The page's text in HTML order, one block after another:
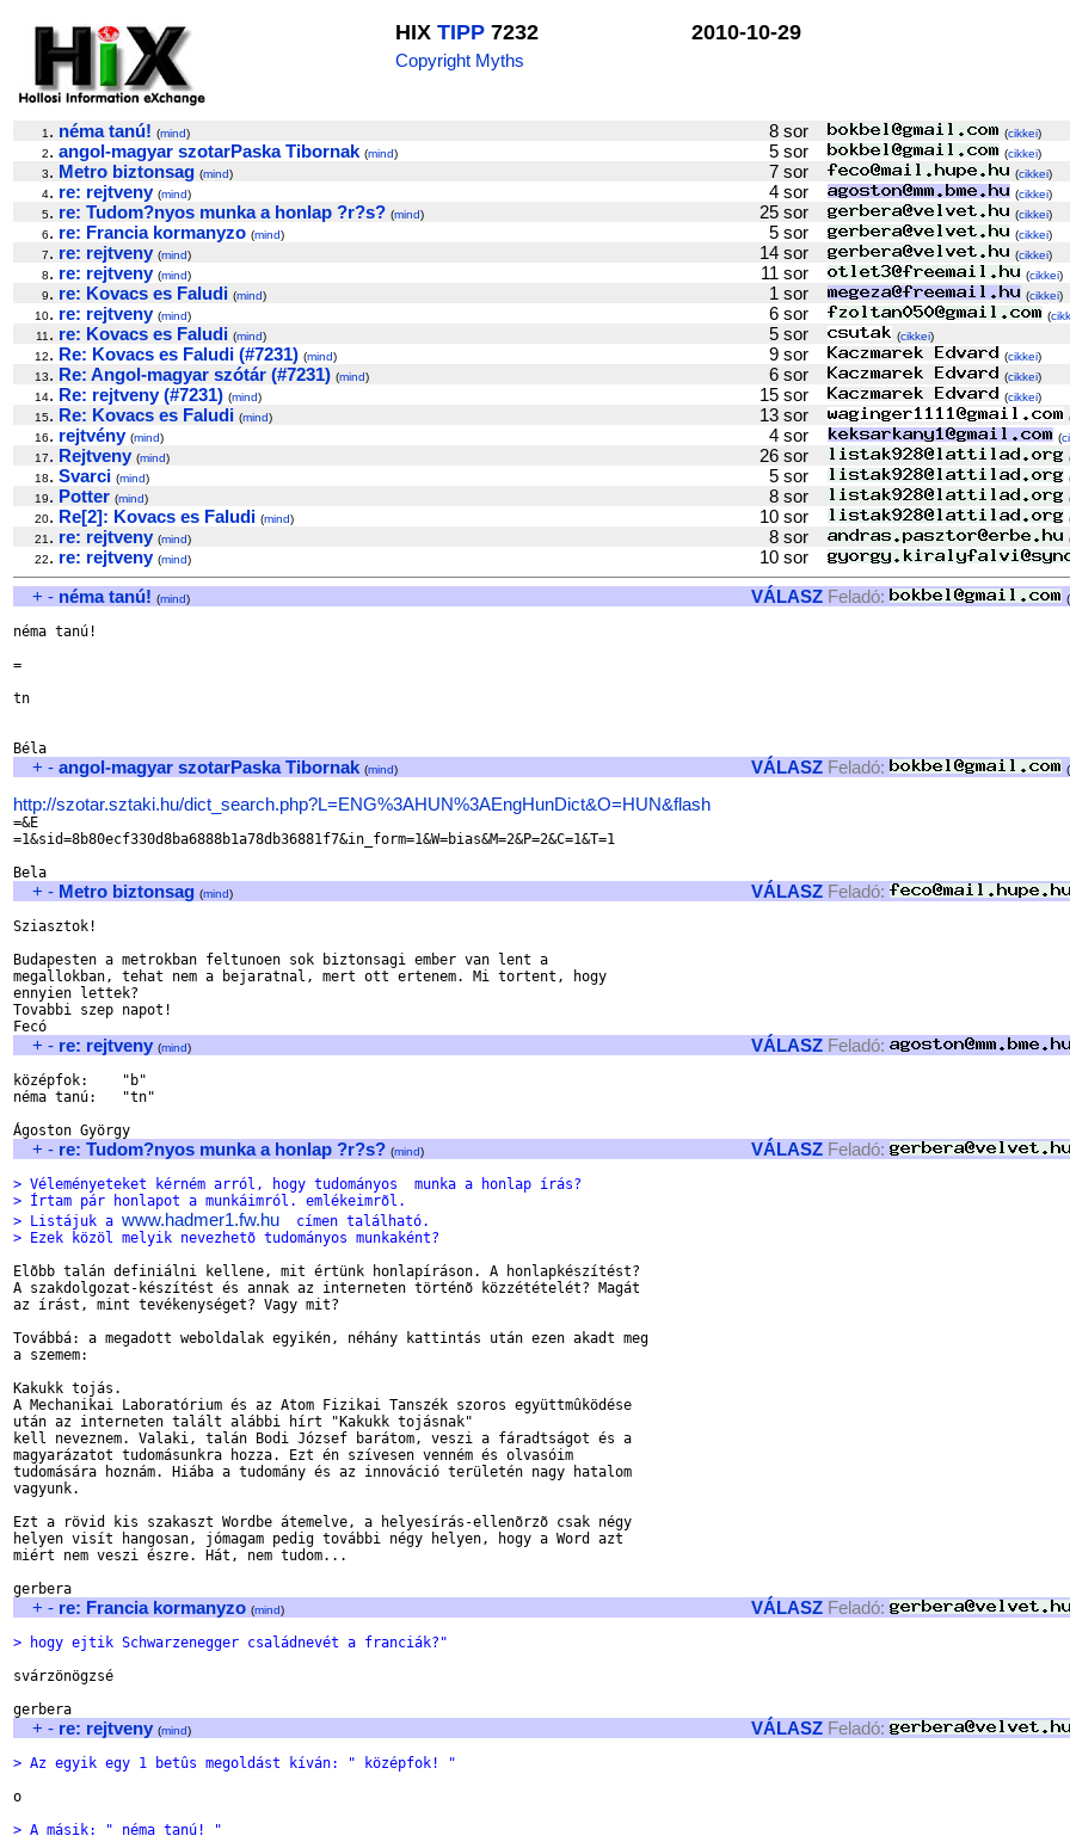
HIX TIPP 7232
Copyright Myths
2010-10-29
1 . néma tanú! (mind) 8 sor (cikkei)
2. angol-magyar szotarPaska Tibornak (mind) 5 sor (cikkei)
3. Metro biztonsag (mind) 7 sor (cikkei)
4. re: rejtveny (mind) 4 sor (cikkei)
5. re: Tudom?nyos munka a honlap ?r?s? (mind) 25 sor (cikkei)
6. re: Francia kormanyzo (mind) 5 sor (cikkei)
7. re: rejtveny (mind) 14 sor (cikkei)
8. re: rejtveny (mind) 11 sor (cikkei)
9. re: Kovacs es Faludi (mind) 1 sor (cikkei)
10. re: rejtveny (mind) 6 sor (
11 . re: Kovacs es Faludi (mind) 5 sor (cikkei)
12. Re: Kovacs es Faludi (#7231) (mind) 9 sor (cikkei)
13. Re: Angol-magyar szótár (#7231) (mind) 6 sor (cikkei)
14. Re: rejtveny (#7231) (mind) 15 sor (cikkei)
15. Re: Kovacs es Faludi (mind) 13 sor
16. rejtvény (mind) 4 sor (
17. Rejtveny (mind) 26 sor
18. Svarci (mind) 5 sor
19. Potter (mind) 8 sor
20. Re[2]: Kovacs es Faludi (mind) 10 sor
21 . re: rejtveny (mind) 8 sor
22. re: rejtveny (mind) 10 sor
+ - néma tanú! (mind) VÁLASZ Feladó: (
néma tanú!
=
tn
+ - angol-magyar szotarPaska Tibornak (mind) VÁLASZ Feladó: (
http://szotar.sztaki.hu/dict_search.php?L=ENG%3AHUN%3AEngHunDict&O=HUN&flash
=&E
=1&sid=8b80ecf330d8ba6888b1a78db36881f7&in_form=1&W=bias&M=2&P=2&C=1&T=1
+ - Metro biztonsag (mind) VÁLASZ Feladó:
Sziasztok!
Budapesten a metrokban feltunoen sok biztonsagi ember van lent a
megallokban, tehat nem a bejaratnal, mert ott ertenem. Mi tortent, hogy
ennyien lettek?
Tovabbi szep napot!
+ - re: rejtveny (mind) VÁLASZ Feladó:
középfok:    "b"
néma tanú:   "tn"
+ - re: Tudom?nyos munka a honlap ?r?s? (mind) VÁLASZ Feladó:
> Véleményeteket kérném arról, hogy tudományos  munka a honlap írás?
> Írtam pár honlapot a munkáimról. emlékeimrõl.
> Listájuk a www.hadmer1.fw.hu
  címen található.
> Ezek közöl melyik nevezhetõ tudományos munkaként?
Elõbb talán definiálni kellene, mit értünk honlapíráson. A honlapkészítést?
A szakdolgozat-készítést és annak az interneten történõ közzétételét? Magát
az írást, mint tevékenységet? Vagy mit?
Továbbá: a megadott weboldalak egyikén, néhány kattintás után ezen akadt meg
a szemem:
Kakukk tojás.
A Mechanikai Laboratórium és az Atom Fizikai Tanszék szoros együttmûködése
után az interneten talált alábbi hírt "Kakukk tojásnak"
kell neveznem. Valaki, talán Bodi József barátom, veszi a fáradtságot és a
magyarázatot tudomásunkra hozza. Ezt én szívesen venném és olvasóim
tudomására hoznám. Hiába a tudomány és az innováció területén nagy hatalom
vagyunk.
Ezt a rövid kis szakaszt Wordbe átemelve, a helyesírás-ellenõrzõ csak négy
helyen visít hangosan, jómagam pedig további négy helyen, hogy a Word azt
miért nem veszi észre. Hát, nem tudom...
+ - re: Francia kormanyzo (mind) VÁLASZ Feladó:
> hogy ejtik Schwarzenegger családnevét a franciák?"
svárzönögzsé
+ - re: rejtveny (mind) VÁLASZ Feladó:
> Az egyik egy 1 betûs megoldást kíván: " középfok! "
o
> A másik: " néma tanú! "